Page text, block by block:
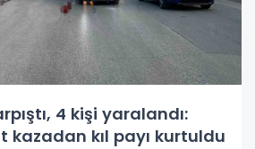
4 kişi yaralandı:
kazadan kıl payı kurtuldu